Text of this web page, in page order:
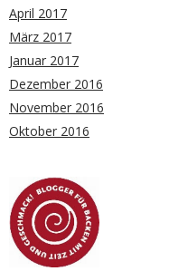
April 2017
März 2017
Januar 2017
Dezember 2016
November 2016
Oktober 2016